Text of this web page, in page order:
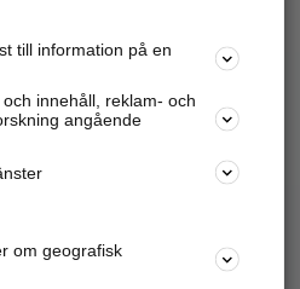
företagsinfo mm.
företaget
igång och annonsera mot
till information på en
innehåll, reklam- och
angående
om geografisk